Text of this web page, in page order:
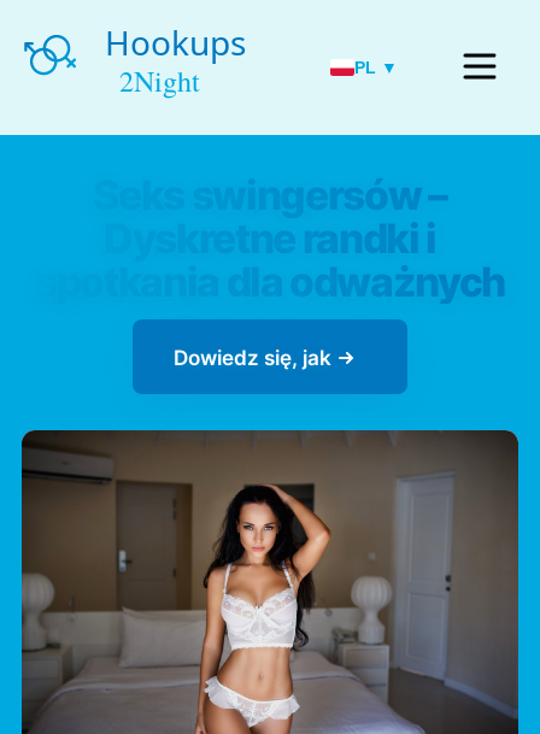
PL ▼
Seks swingersów –
Dyskretne randki i
spotkania dla odważnych
Dowiedz się, jak